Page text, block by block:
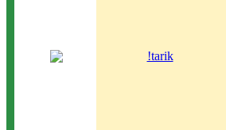
!tarik